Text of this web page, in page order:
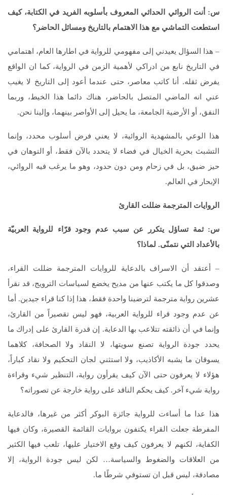
س: أنت الروائي الحداثي المعروف بأسلوبه الفريد في الكتابة، كيف
استطعت التماشي مع هذا الاهتمام بالتاريخ ومسائل الحاضر؟
– هذا السؤال يعيدني إلى مفهومي للرواية في اطارها العام، اهتمامي
في التاريخ نابع من ادراكي لأهمية الزمن في الرواية، كما ان الواقع
يفرض ثقله. أنا كاتب معاصر، حتى عندما أعود إلى التاريخ لا يغيب
عني انه الماضي المتصل بالحاضر، هناك دائما هذا الخيط، وربما
النفق، أو الأرضية الجامعة، ما يحيل إلى الأواصر بينهما، وإلينا نحن.
هذا الوعي بالمشهدية الروائية، لا يعني فرض أسلوب محدد، وإنما
التشبث بحرية الخيال في فضاء لا يتحدد بالآن فقط، أو التوهان في
حيز ضيق، بل في زحام ومن دون حدود، وهو ما يرغب فيه الروائي،
الإبحار في العالم.
الروايات المترجمة ضللت القارئ
س: ثمة تساؤل يتكرر عن سبب عدم وجود قرّاء للرواية العربيّة
بالأعداد التي نتمنّى. لماذا؟
– أعتقد أن الاسراف بالدعاية للروايات المترجمة ضللت القراء،
وصدقوا كل ما يكتب عنها من مديح يخضع لسياسات الترويج، قد نقرأ
عشرين رواية مترجمة لترضينا واحدة فقط، هذا إذا كنا قراء جيدين. أما
عن عدم وجود قراء للرواية العربية، فهو ليس تقصيراً من القارئ،
وإنما في أن ذائقته تتلاعب بها الدعاية. إن قدرة القارئ على إدراك ما
يحدد جودة الرواية تصنع سويتها، لا النقاد ولا الصحافة، كلاهما
يسوقان ما يشبه الأكاذيب، ولا استثني لجان التحكيم ولا نقاد كباراً،
هؤلاء لا يعرفون حتى الآن كيف يقرأون رواية، التنظير شيء وقراءة
رواية شيء آخر. كيف يحكم الناقد على رواية خارجة عن تصوراته؟
هذا عدا ما أساءت للرواية جائزة البوكر أكثر من غيرها، فالدعاية
المفرطة جعلت القراء يكتفون بروايات القائمة القصيرة، وكان فيها
الكفاية، لكنهم لا يعرفون كيف وقع الاختيار عليها، تلعب فيها الكثير
من العلاقات والضغوط والسياسة… لكن ليس جودة الرواية، إلا
مصادفة، ليس قبل ان تستوفي شرطًا ما.